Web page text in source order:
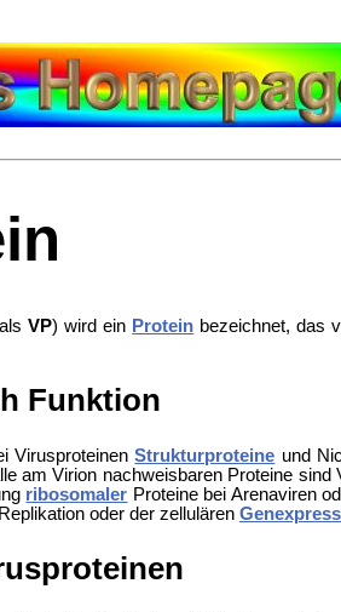
VP) wird ein Protein bezeichnet, das
Funktion
VirusproteinenStrukturproteine und
am Virion nachweisbaren Proteine
ribosomaler Proteine bei Arenaviren
oder der zellulären